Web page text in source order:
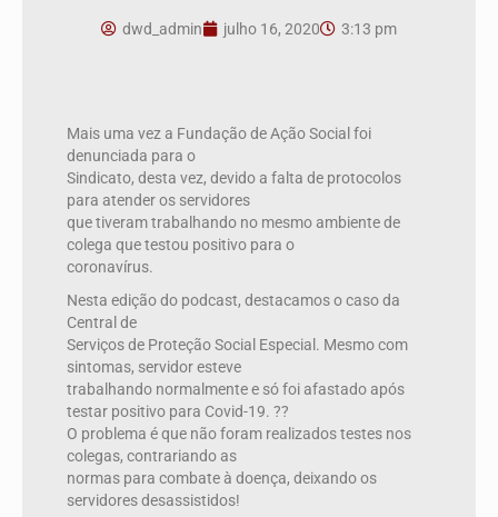
dwd_admin julho 16, 2020 3:13 pm
Mais uma vez a Fundação de Ação Social foi
denunciada para o
Sindicato, desta vez, devido a falta de protocolos
para atender os servidores
que tiveram trabalhando no mesmo ambiente de
colega que testou positivo para o
coronavírus.
Nesta edição do podcast, destacamos o caso da
Central de
Serviços de Proteção Social Especial. Mesmo com
sintomas, servidor esteve
trabalhando normalmente e só foi afastado após
testar positivo para Covid-19. ??
O problema é que não foram realizados testes nos
colegas, contrariando as
normas para combate à doença, deixando os
servidores desassistidos!